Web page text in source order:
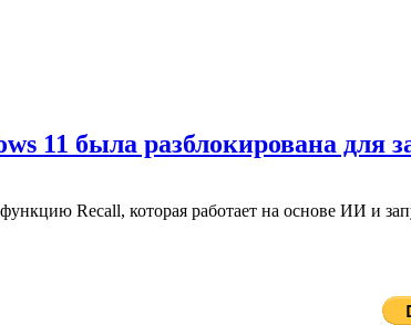
11 была разблокирована для
Recall, которая работает на основе ИИ и